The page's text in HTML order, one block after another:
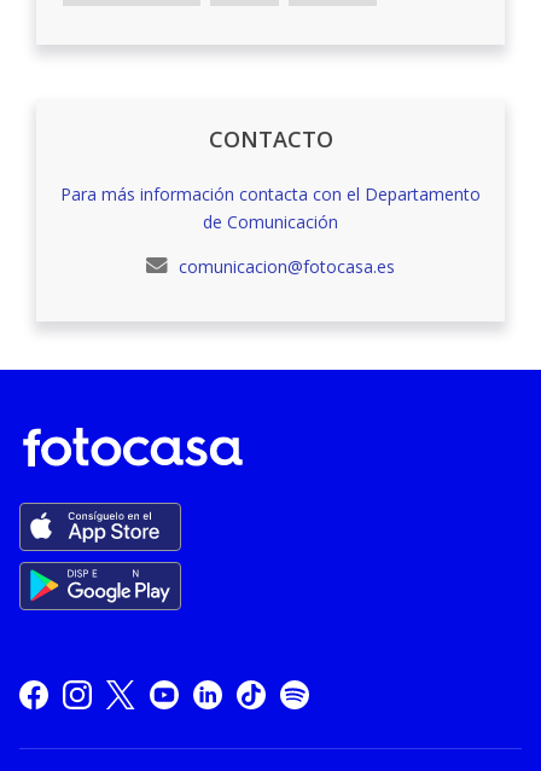
CONTACTO
Para más información contacta con el Departamento
de Comunicación
comunicacion@fotocasa.es